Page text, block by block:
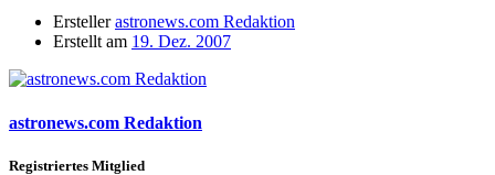
Ersteller astronews.com Redaktion
Erstellt am 19. Dez. 2007
astronews.com Redaktion
Registriertes Mitglied